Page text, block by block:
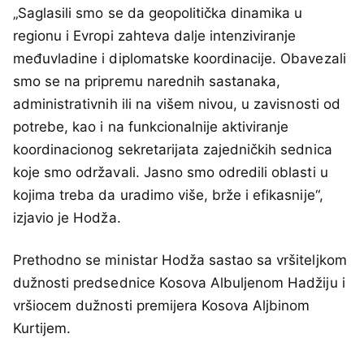
„Saglasili smo se da geopolitička dinamika u
regionu i Evropi zahteva dalje intenziviranje
međuvladine i diplomatske koordinacije. Obavezali
smo se na pripremu narednih sastanaka,
administrativnih ili na višem nivou, u zavisnosti od
potrebe, kao i na funkcionalnije aktiviranje
koordinacionog sekretarijata zajedničkih sednica
koje smo održavali. Jasno smo odredili oblasti u
kojima treba da uradimo više, brže i efikasnije“,
izjavio je Hodža.
Prethodno se ministar Hodža sastao sa vršiteljkom
dužnosti predsednice Kosova Albuljenom Hadžiju i
vršiocem dužnosti premijera Kosova Aljbinom
Kurtijem.